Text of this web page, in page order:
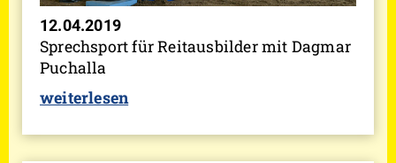
12.04.2019
Sprechsport für Reitausbilder mit Dagmar
Puchalla
weiterlesen